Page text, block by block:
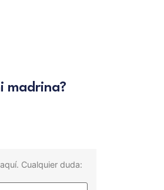
madrina?
Cualquier duda: